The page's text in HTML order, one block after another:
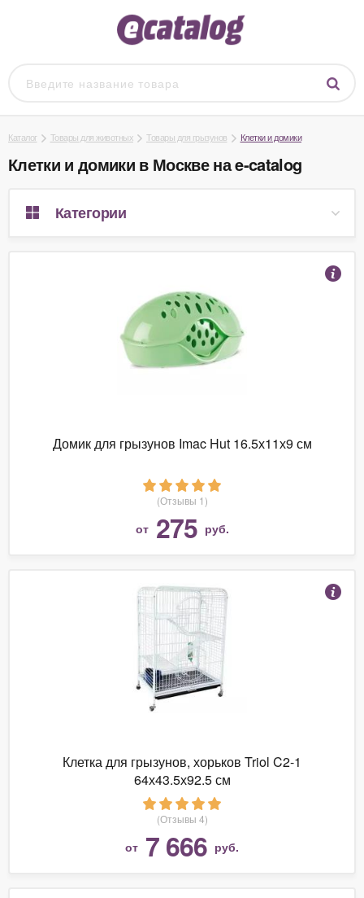
Каталог Товары для животных Товары для грызунов Клетки и домики
Клетки и домики в Москве на e-catalog
Категории
Домик для грызунов Imac Hut 16.5х11х9 см
(Отзывы 1)
от 275 руб.
Клетка для грызунов, хорьков Triol C2-1
64х43.5х92.5 см
(Отзывы 4)
от 7 666 руб.